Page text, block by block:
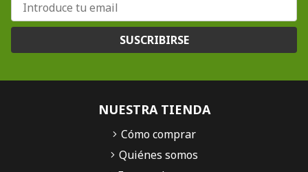
SUSCRIBIRSE
NUESTRA TIENDA
Cómo comprar
Quiénes somos